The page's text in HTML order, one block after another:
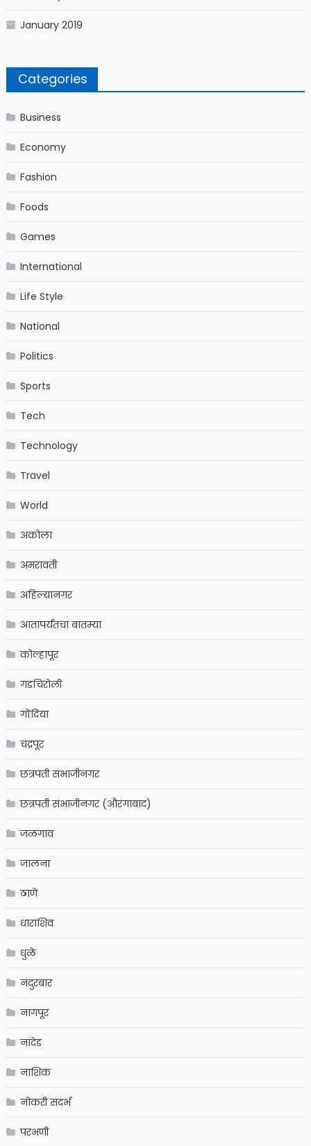
January 2019
Categories
Business
Economy
Fashion
Foods
Games
International
Life Style
National
Politics
Sports
Tech
Technology
Travel
World
अकोला
अमरावती
अहिल्यानगर
आतापर्यंतचा बातम्या
कोल्हापूर
गडचिरोली
गोंदिया
चंद्रपूर
छत्रपती संभाजीनगर
छत्रपती संभाजीनगर (औरंगाबाद)
जळगाव
जालना
ठाणे
धाराशिव
धुळे
नंदुरबार
नागपूर
नांदेड
नाशिक
नोकरी संदर्भ
परभणी